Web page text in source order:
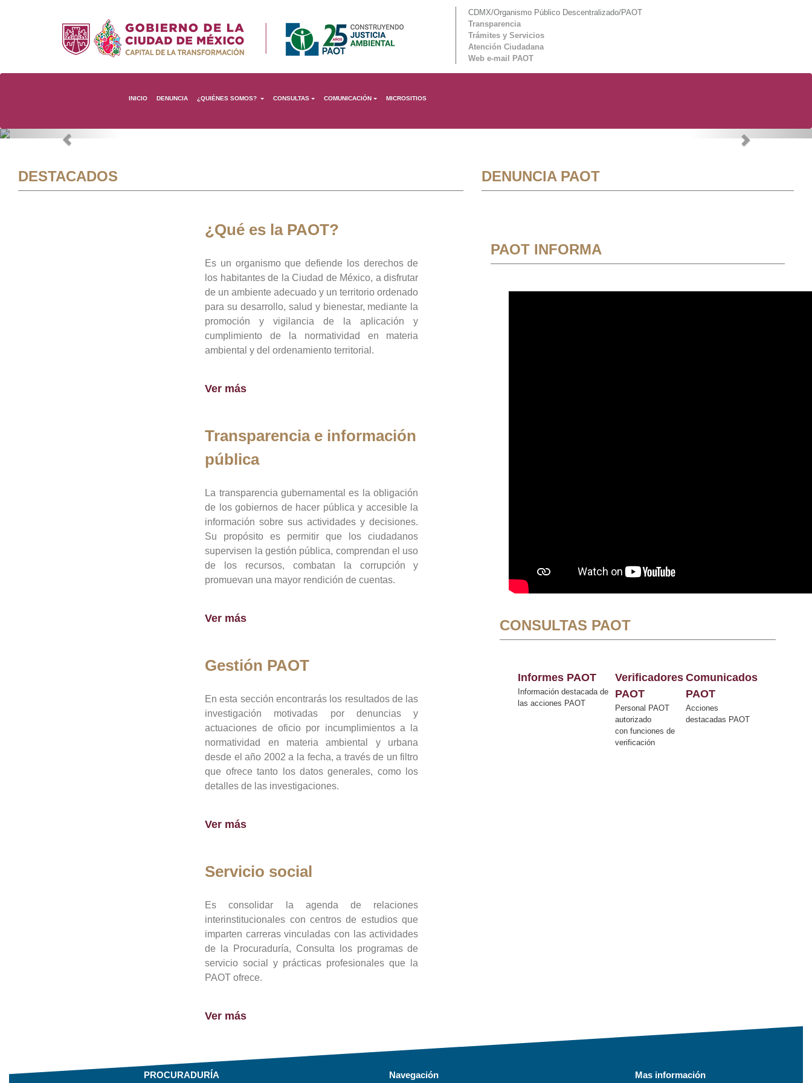
CDMX/Organismo Público Descentralizado/PAOT
Transparencia
Trámites y Servicios
Atención Ciudadana
Web e-mail PAOT
INICIO DENUNCIA ¿QUIÉNES SOMOS? CONSULTAS COMUNICACIÓN MICROSITIOS
Previous Next
DESTACADOS
¿Qué es la PAOT?
Es un organismo que defiende los derechos de
los habitantes de la Ciudad de México, a disfrutar
de un ambiente adecuado y un territorio ordenado
para su desarrollo, salud y bienestar, mediante la
promoción y vigilancia de la aplicación y
cumplimiento de la normatividad en materia
ambiental y del ordenamiento territorial.
Ver más
Transparencia e información
pública
La transparencia gubernamental es la obligación
de los gobiernos de hacer pública y accesible la
información sobre sus actividades y decisiones.
Su propósito es permitir que los ciudadanos
supervisen la gestión pública, comprendan el uso
de los recursos, combatan la corrupción y
promuevan una mayor rendición de cuentas.
Ver más
Gestión PAOT
En esta sección encontrarás los resultados de las
investigación motivadas por denuncias y
actuaciones de oficio por incumplimientos a la
normatividad en materia ambiental y urbana
desde el año 2002 a la fecha, a través de un filtro
que ofrece tanto los datos generales, como los
detalles de las investigaciones.
Ver más
Servicio social
Es consolidar la agenda de relaciones
interinstitucionales con centros de estudios que
imparten carreras vinculadas con las actividades
de la Procuraduría, Consulta los programas de
servicio social y prácticas profesionales que la
PAOT ofrece.
Ver más
DENUNCIA PAOT
PAOT INFORMA
CONSULTAS PAOT
Informes PAOT
Información destacada de
las acciones PAOT
Verificadores
PAOT
Personal PAOT
autorizado
con funciones de
verificación
Comunicados
PAOT
Acciones
destacadas PAOT
PROCURADURÍA Navegación Mas información